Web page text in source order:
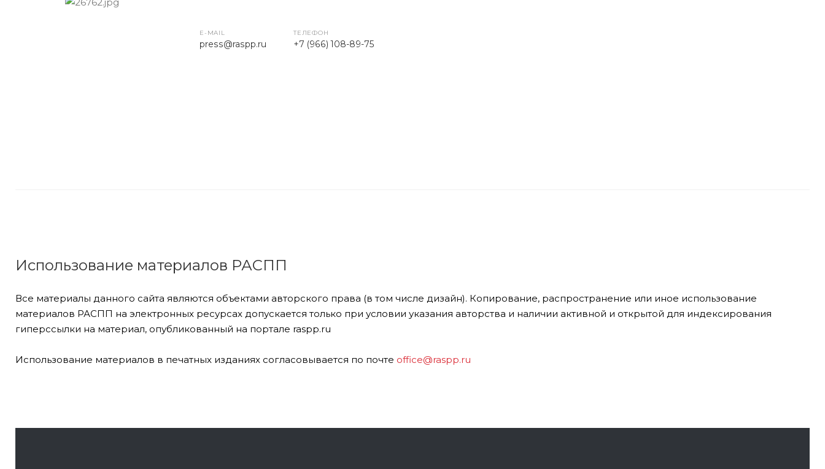
E-MAIL
press@raspp.ru
ТЕЛЕФОН
+7 (966) 108-89-75
Использование материалов РАСПП
Все материалы данного сайта являются объектами авторского права (в том числе дизайн). Копирование, распространение или иное использование
материалов РАСПП на электронных ресурсах допускается только при условии указания авторства и наличии активной и открытой для индексирования
гиперссылки на материал, опубликованный на портале raspp.ru
Использование материалов в печатных изданиях согласовывается по почте office@raspp.ru